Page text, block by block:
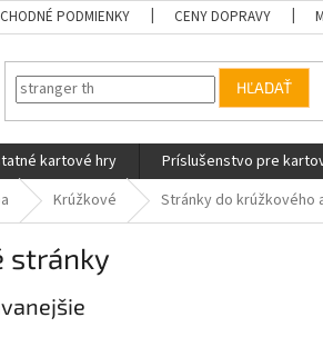
PODMIENKY CENY DOPRAVY
HĽADAŤ
kartové hry Príslušenstvo pre
Krúžkové Stránky do krúžkového
stránky